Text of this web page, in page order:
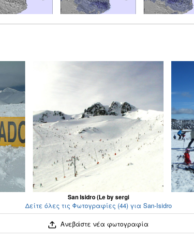
San Isidro (Le by sergi
Δείτε όλες τις Φωτογραφίες (44) για San-Isidro
Ανεβάστε νέα φωτογραφία